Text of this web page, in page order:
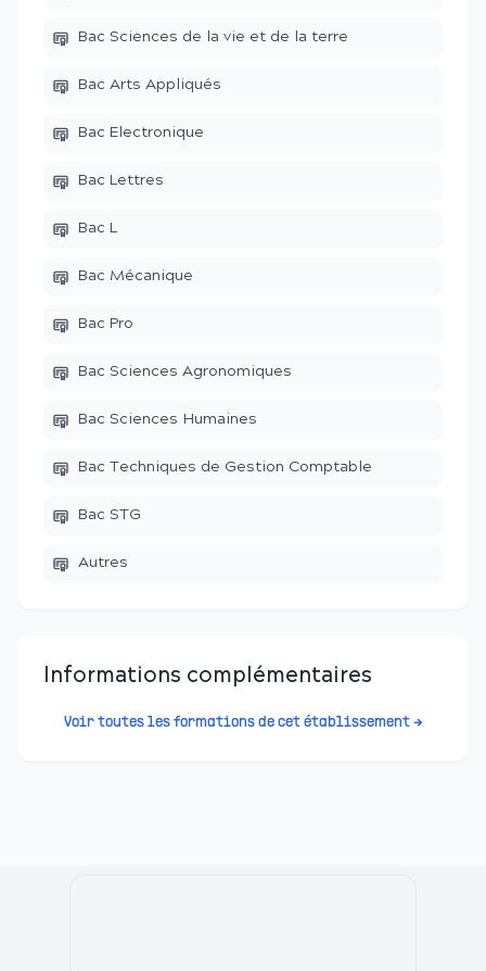
Bac Sciences de la vie et de la terre
Bac Arts Appliqués
Bac Electronique
Bac Lettres
Bac L
Bac Mécanique
Bac Pro
Bac Sciences Agronomiques
Bac Sciences Humaines
Bac Techniques de Gestion Comptable
Bac STG
Autres
Informations complémentaires
Voir toutes les formations de cet établissement →